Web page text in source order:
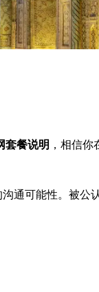
套餐说明 ，相信你
通可能性。被公